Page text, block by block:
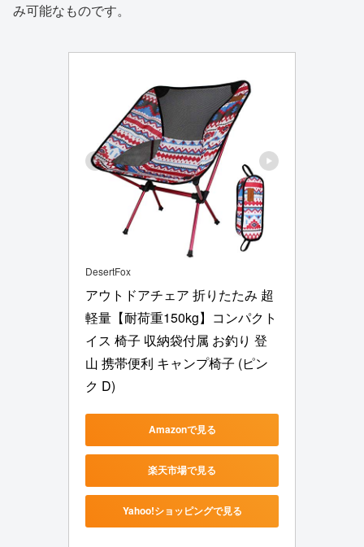
み可能なものです。
DesertFox
アウトドアチェア 折りたたみ 超
軽量【耐荷重150kg】コンパクト
イス 椅子 収納袋付属 お釣り 登
山 携帯便利 キャンプ椅子 (ピン
ク D)
Amazonで見る
楽天市場で見る
Yahoo!ショッピングで見る